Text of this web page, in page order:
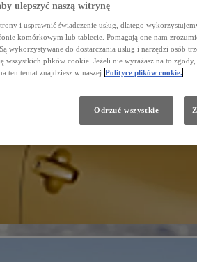
ulepszyć naszą witrynę
i usprawnić świadczenie usług, dlatego
komórkowym lub tablecie. Pomagają one nam
wykorzystywane do dostarczania usług i narzędzi osób
wszystkich plików cookie. Jeżeli nie wyrażasz na to zgody,
ten temat znajdziesz w naszej Polityce plików cookie.
Odrzuć wszystkie